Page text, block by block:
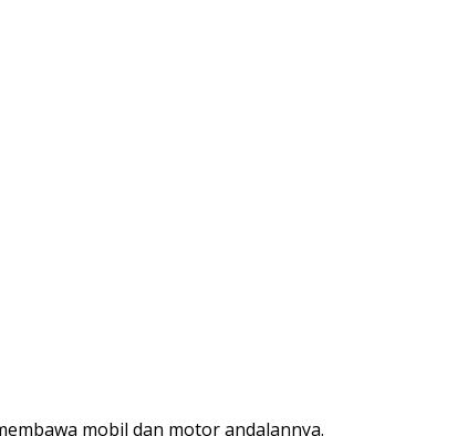
mobil dan motor andalannya.